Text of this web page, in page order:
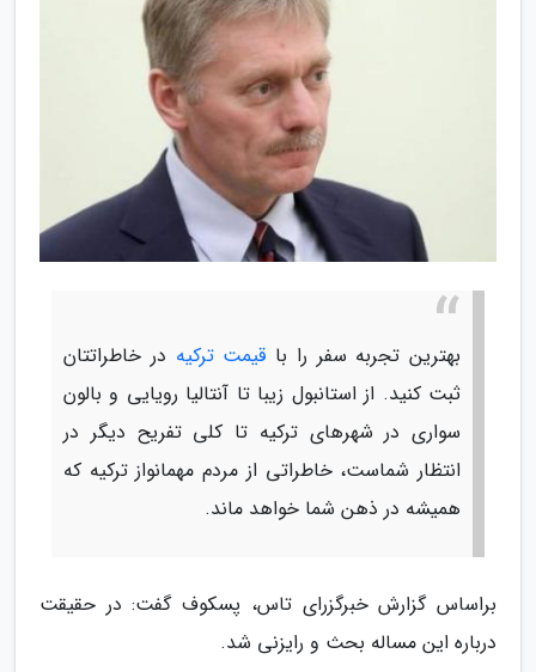
بهترین تجربه سفر را با قیمت ترکیه در خاطراتتان
ثبت کنید. از استانبول زیبا تا آنتالیا رویایی و بالون
سواری در شهرهای ترکیه تا کلی تفریح دیگر در
انتظار شماست، خاطراتی از مردم مهمانواز ترکیه که
همیشه در ذهن شما خواهد ماند.
براساس گزارش خبرگزرای تاس، پسکوف گفت: در حقیقت
درباره این مساله بحث و رایزنی شد.